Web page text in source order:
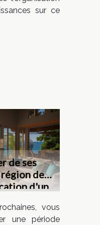
sur ce
de ses
région des
d'un
vous
une période